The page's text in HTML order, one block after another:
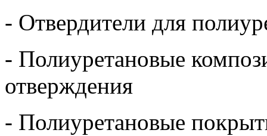
- Отвердители для
- Полиуретановые
отверждения
- Полиуретановые